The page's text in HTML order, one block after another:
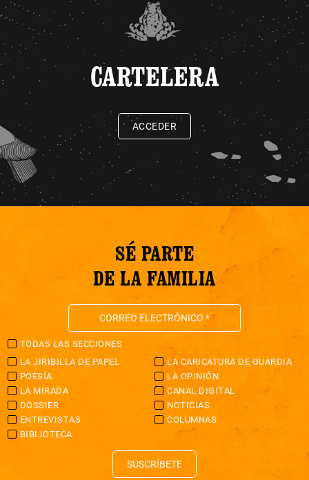
CARTELERA
ACCEDER
SÉ PARTE
DE LA FAMILIA
TODAS LAS SECCIONES
LA JIRIBILLA DE PAPEL
LA CARICATURA DE GUARDIA
POESÍA
LA OPINIÓN
LA MIRADA
CANAL DIGITAL
DOSSIER
NOTICIAS
ENTREVISTAS
COLUMNAS
BIBLIOTECA
SUSCRÍBETE